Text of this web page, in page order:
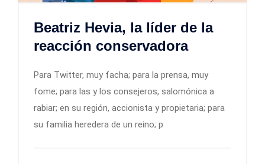
Beatriz Hevia, la líder de la
reacción conservadora
Para Twitter, muy facha; para la prensa, muy
fome; para las y los consejeros, salomónica a
rabiar; en su región, accionista y propietaria; para
su familia heredera de un reino; p